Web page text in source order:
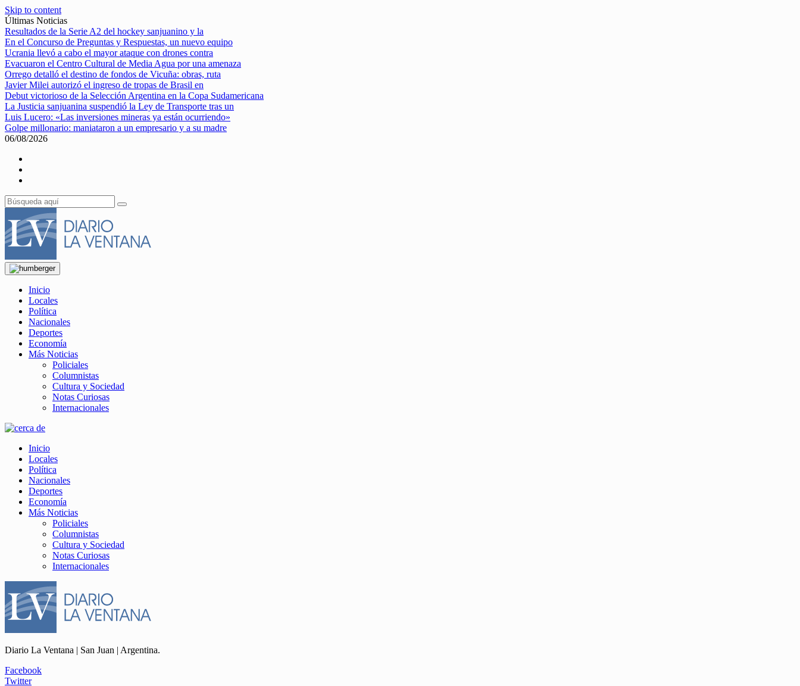
Skip to content
Últimas Noticias
Resultados de la Serie A2 del hockey sanjuanino y la
En el Concurso de Preguntas y Respuestas, un nuevo equipo
Ucrania llevó a cabo el mayor ataque con drones contra
Evacuaron el Centro Cultural de Media Agua por una amenaza
Orrego detalló el destino de fondos de Vicuña: obras, ruta
Javier Milei autorizó el ingreso de tropas de Brasil en
Debut victorioso de la Selección Argentina en la Copa Sudamericana
La Justicia sanjuanina suspendió la Ley de Transporte tras un
Luis Lucero: «Las inversiones mineras ya están ocurriendo»
Golpe millonario: maniataron a un empresario y a su madre
06/08/2026
Inicio
Locales
Política
Nacionales
Deportes
Economía
Más Noticias
Policiales
Columnistas
Cultura y Sociedad
Notas Curiosas
Internacionales
Inicio
Locales
Política
Nacionales
Deportes
Economía
Más Noticias
Policiales
Columnistas
Cultura y Sociedad
Notas Curiosas
Internacionales
Diario La Ventana | San Juan | Argentina.
Facebook
Twitter